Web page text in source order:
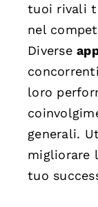
tuoi rivali
nel
Diverse
loro
generali.
migliorare
tuo